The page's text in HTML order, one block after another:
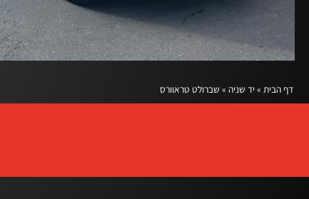
דף הבית »יד שניה » שברולט טראוורס